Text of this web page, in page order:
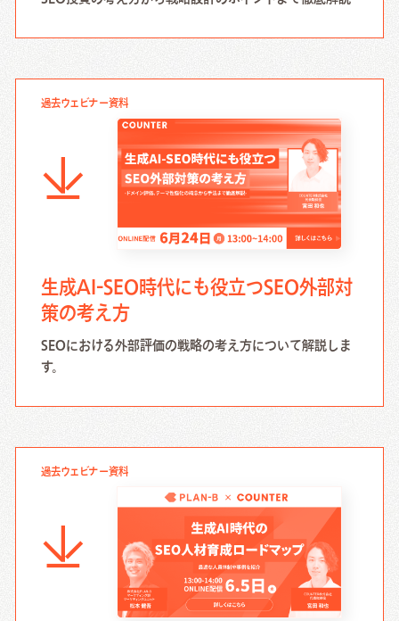
過去ウェビナー資料
生成AI-SEO時代にも役立つSEO外部対
策の考え方
SEOにおける外部評価の戦略の考え方について解説しま
す。
過去ウェビナー資料